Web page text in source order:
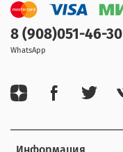
Информация
8 (908)051-46-30
WhatsApp